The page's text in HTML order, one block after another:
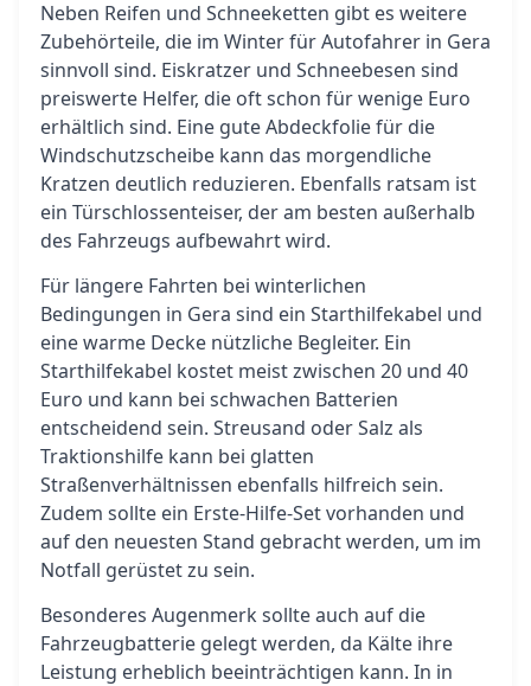
Neben Reifen und Schneeketten gibt es weitere
Zubehörteile, die im Winter für Autofahrer in Gera
sinnvoll sind. Eiskratzer und Schneebesen sind
preiswerte Helfer, die oft schon für wenige Euro
erhältlich sind. Eine gute Abdeckfolie für die
Windschutzscheibe kann das morgendliche
Kratzen deutlich reduzieren. Ebenfalls ratsam ist
ein Türschlossenteiser, der am besten außerhalb
des Fahrzeugs aufbewahrt wird.
Für längere Fahrten bei winterlichen
Bedingungen in Gera sind ein Starthilfekabel und
eine warme Decke nützliche Begleiter. Ein
Starthilfekabel kostet meist zwischen 20 und 40
Euro und kann bei schwachen Batterien
entscheidend sein. Streusand oder Salz als
Traktionshilfe kann bei glatten
Straßenverhältnissen ebenfalls hilfreich sein.
Zudem sollte ein Erste-Hilfe-Set vorhanden und
auf den neuesten Stand gebracht werden, um im
Notfall gerüstet zu sein.
Besonderes Augenmerk sollte auch auf die
Fahrzeugbatterie gelegt werden, da Kälte ihre
Leistung erheblich beeinträchtigen kann. In in